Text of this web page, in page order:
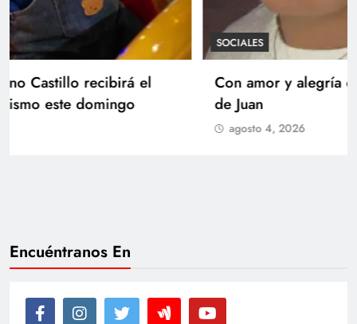
SOCIALES
Con amor y alegría celebran el cumpleaños
de Juan
Encuéntranos En